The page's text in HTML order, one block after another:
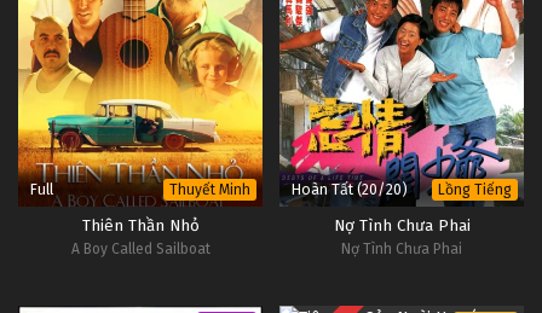
Full Thuyết Minh
Thiên Thần Nhỏ
A Boy Called Sailboat
Hoàn Tất (20/20) Lồng Tiếng
Nợ Tình Chưa Phai
Nợ Tình Chưa Phai